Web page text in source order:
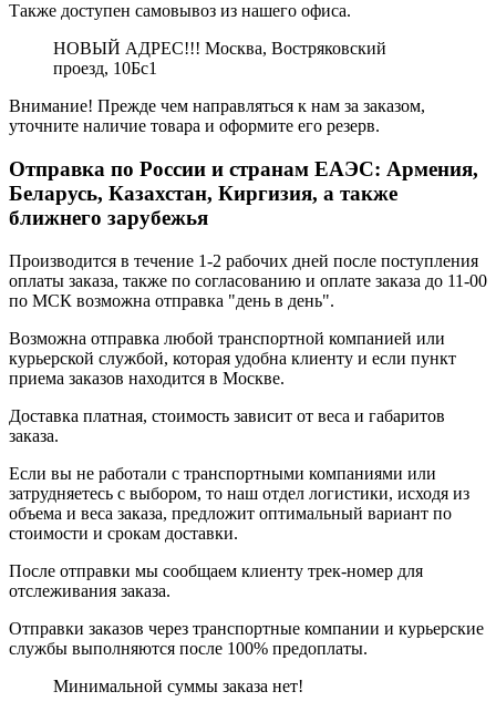
Также доступен самовывоз из нашего офиса.
НОВЫЙ АДРЕС!!! Москва, Востряковский
проезд, 10Бс1
Внимание! Прежде чем направляться к нам за заказом,
уточните наличие товара и оформите его резерв.
Отправка по России и странам ЕАЭС: Армения,
Беларусь, Казахстан, Киргизия, а также
ближнего зарубежья
Производится в течение 1-2 рабочих дней после поступления
оплаты заказа, также по согласованию и оплате заказа до 11-00
по МСК возможна отправка "день в день".
Возможна отправка любой транспортной компанией или
курьерской службой, которая удобна клиенту и если пункт
приема заказов находится в Москве.
Доставка платная, стоимость зависит от веса и габаритов
заказа.
Если вы не работали с транспортными компаниями или
затрудняетесь с выбором, то наш отдел логистики, исходя из
объема и веса заказа, предложит оптимальный вариант по
стоимости и срокам доставки.
После отправки мы сообщаем клиенту трек-номер для
отслеживания заказа.
Отправки заказов через транспортные компании и курьерские
службы выполняются после 100% предоплаты.
Минимальной суммы заказа нет!